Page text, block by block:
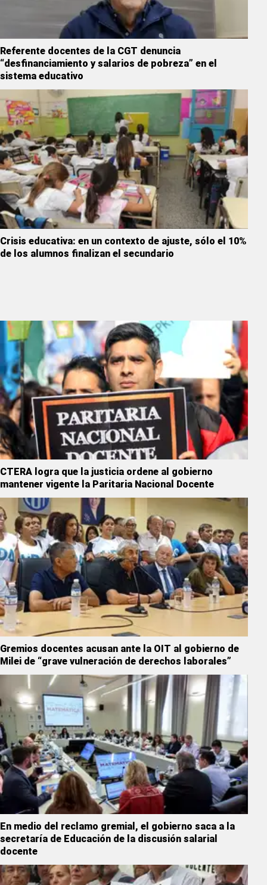
Referente docentes de la CGT denuncia
“desfinanciamiento y salarios de pobreza” en el
sistema educativo
Crisis educativa: en un contexto de ajuste, sólo el 10%
de los alumnos finalizan el secundario
CTERA logra que la justicia ordene al gobierno
mantener vigente la Paritaria Nacional Docente
Gremios docentes acusan ante la OIT al gobierno de
Milei de “grave vulneración de derechos laborales”
En medio del reclamo gremial, el gobierno saca a la
secretaría de Educación de la discusión salarial
docente